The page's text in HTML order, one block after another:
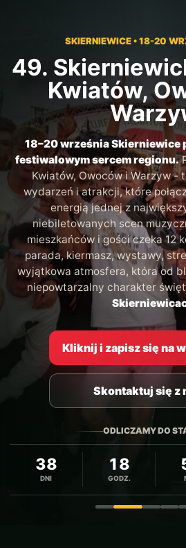
SKIERNIEWICE • 18-20
49.
Kwiatów,
18–20 września Skierniewice
festiwalowym sercem regionu.
Kwiatów, Owoców i Warzyw -
wydarzeń i atrakcji, które
energią jednej z
niebiletowanych scen
mieszkańców i gości czeka 12
parada, kiermasz, wystawy,
wyjątkowa atmosfera, która od
niepowtarzalny charakter
Kliknij i zapisz się na
Skontaktuj się z
ODLICZAMY DO
38
DNI
18
GODZ.
Zdjęcie 1Zdjęcie 2Zdjęcie